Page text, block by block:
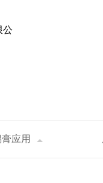
应用
公司新闻 射频芯片需